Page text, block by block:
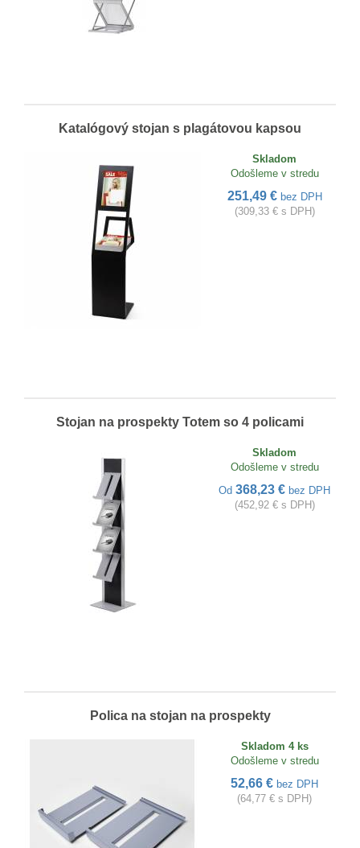
Katalógový stojan s plagátovou kapsou
Skladom
Odošleme v stredu
251,49 € bez DPH
(309,33 € s DPH)
Stojan na prospekty Totem so 4 policami
Skladom
Odošleme v stredu
Od 368,23 € bez DPH
(452,92 € s DPH)
Polica na stojan na prospekty
Skladom 4 ks
Odošleme v stredu
52,66 € bez DPH
(64,77 € s DPH)